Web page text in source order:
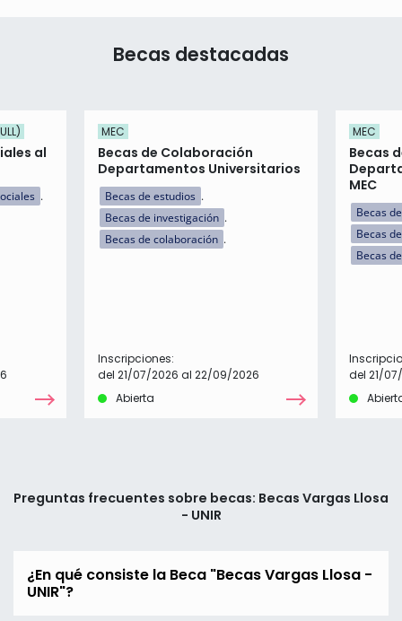
Becas destacadas
al
MEC
Becas de Colaboración
Departamentos Universitarios
Becas de estudios
Becas de investigación
Becas de colaboración
Inscripciones:
del 21/07/2026 al 22/09/2026
Abierta
MEC
Becas
MEC
Becas
Becas
Becas
del 21/
Preguntas frecuentes sobre becas: Becas Vargas Llosa
- UNIR
¿En qué consiste la Beca "Becas Vargas Llosa -
UNIR"?